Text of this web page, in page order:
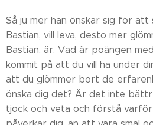
Så ju mer han önskar sig för att
Bastian, vill leva, desto mer
Bastian, är. Vad är poängen
kommit på att du vill ha under
att du glömmer bort de
önska dig det? Är det inte
tjock och veta och förstå